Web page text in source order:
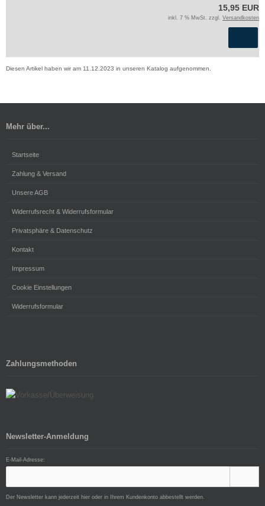
15,95 EUR
inkl. 7 % MwSt. zzgl. Versandkosten
Diesen Artikel haben wir am 11.12.2023 in unseren Katalog aufgenommen.
Mehr über...
Startseite
Zahlung & Versand
Unsere AGB
Widerrufsrecht & Widerrufsformular
Privatsphäre & Datenschutz
Kontakt
Impressum
Cookie Einstellungen
Widerrufsformular
Zahlungsmethoden
Newsletter-Anmeldung
E-Mail-Adresse:
Der Newsletter kann jederzeit hier oder in Ihrem Kundenkonto abbestellt werden.